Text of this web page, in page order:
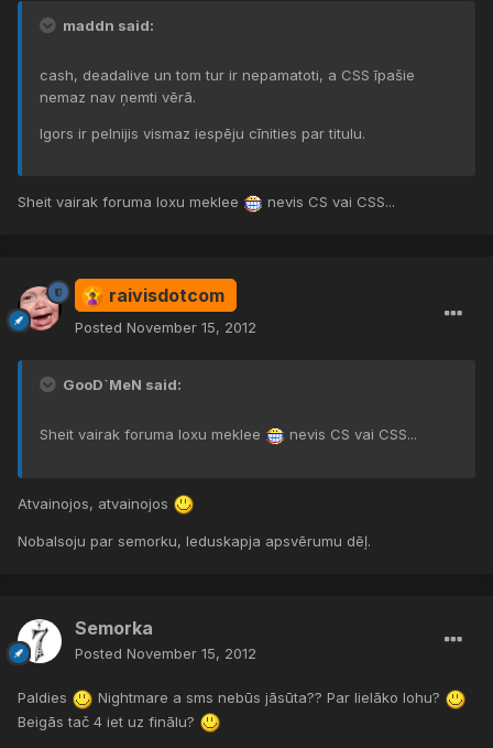
maddn said:
cash, deadalive un tom tur ir nepamatoti, a CSS īpašie
nemaz nav ņemti vērā.
Igors ir pelnijis vismaz iespēju cīnities par titulu.
Sheit vairak foruma loxu meklee nevis CS vai CSS...
raivisdotcom
Posted November 15, 2012
GooD`MeN said:
Sheit vairak foruma loxu meklee nevis CS vai CSS...
Atvainojos, atvainojos
Nobalsoju par semorku, leduskapja apsvērumu dēļ.
Semorka
Posted November 15, 2012
Paldies
Nightmare a sms nebūs jāsūta?? Par lielāko lohu?
Beigās tač 4 iet uz finālu?